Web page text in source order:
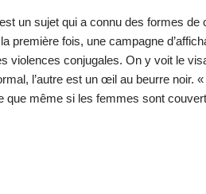
un sujet qui a connu des formes
première fois, une campagne
violences conjugales. On y voit le
l’autre est un œil au beurre
que même si les femmes sont